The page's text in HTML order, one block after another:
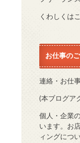
くわしくは
お仕事の
連絡・お仕
(本ブログア
個人・企業
います。お
ィングにつ